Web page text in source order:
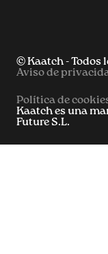
© Kaatch - Todos
Aviso de
Política de
Kaatch es una
Future S.L.